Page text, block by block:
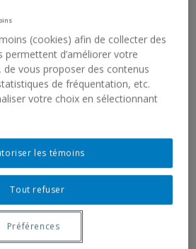
us with a multidisciplinary body of
the world and in art. Our thoughts
friends. We pay tribute to his
formidably complex imagination,
last years:
Snow.Windows, 2005
Snow. Œuvres de / Works of Michael
(cookies) afin de collecter des
d’améliorer votre
de vous proposer des contenus
de fréquentation, etc.
votre choix en sélectionnant
Tout refuser
les témoins
Préférences